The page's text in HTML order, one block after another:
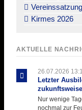
Vereinssatzung
Kirmes 2026
AKTUELLE
26.07.2026
Letzter
Nur wenige
nochmal zur